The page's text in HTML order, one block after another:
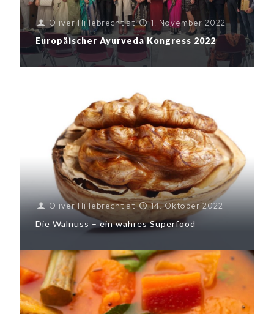
Oliver Hillebrecht at
1. November 2022
Europäischer Ayurveda Kongress 2022
Oliver Hillebrecht at
14. Oktober 2022
Die Walnuss – ein wahres Superfood